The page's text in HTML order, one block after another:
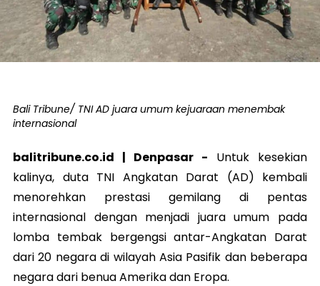
Bali Tribune/ TNI AD juara umum kejuaraan menembak
internasional
balitribune.co.id | Denpasar - Untuk kesekian
kalinya, duta TNI Angkatan Darat (AD) kembali
menorehkan prestasi gemilang di pentas
internasional dengan menjadi juara umum pada
lomba tembak bergengsi antar-Angkatan Darat
dari 20 negara di wilayah Asia Pasifik dan beberapa
negara dari benua Amerika dan Eropa.